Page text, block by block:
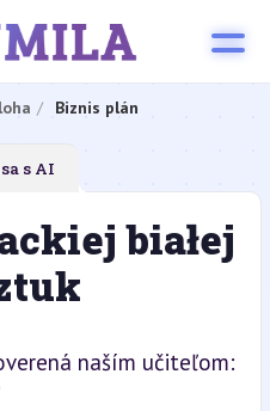
Biznis plán
s AI
białej
naším učiteľom: